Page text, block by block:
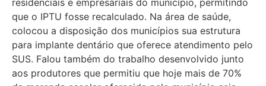
que o IPTU fosse recalculado. Na área de saúde,
colocou a disposição dos municípios sua estrutura
para implante dentário que oferece atendimento pelo
SUS. Falou também do trabalho desenvolvido junto
aos produtores que permitiu que hoje mais de 70%